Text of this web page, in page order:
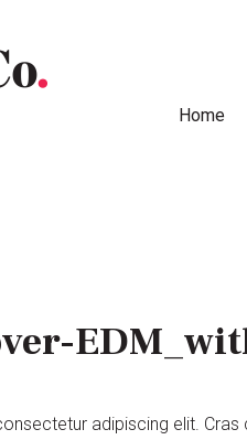
Home
adipiscing elit.